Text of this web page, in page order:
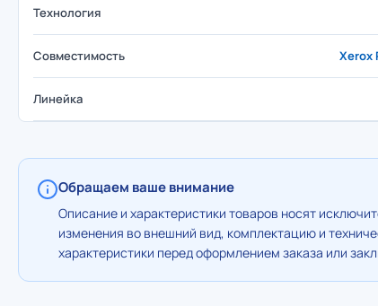
Технология
Совместимость Xerox
Линейка
Обращаем ваше внимание
Описание и характеристики товаров носят
изменения во внешний вид, комплектацию и
характеристики перед оформлением заказа или